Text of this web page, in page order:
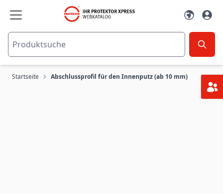
Zum Inhalt springen
Startseite Abschlussprofil für den Innenputz (ab 10 mm)